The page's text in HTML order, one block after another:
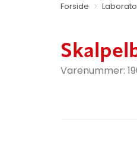
Forside
Varenummer: